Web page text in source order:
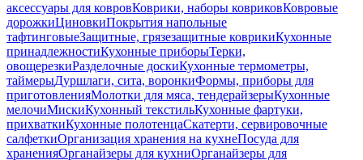
аксессуары для ковровКоврики, наборы ковриковКовровые
дорожкиЦиновкиПокрытия напольные
тафтинговыеЗащитные, грязезащитные коврикиКухонные
принадлежностиКухонные приборыТерки,
овощерезкиРазделочные доскиКухонные термометры,
таймерыДуршлаги, сита, воронкиФормы, приборы для
приготовленияМолотки для мяса, тендерайзерыКухонные
мелочиМискиКухонный текстильКухонные фартуки,
прихваткиКухонные полотенцаСкатерти, сервировочные
салфеткиОрганизация хранения на кухнеПосуда для
храненияОрганайзеры для кухниОрганайзеры для